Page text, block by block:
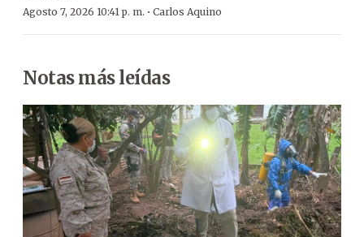
Agosto 7, 2026 10:41 p. m. · Carlos Aquino
Notas más leídas